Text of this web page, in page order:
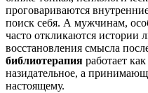
проговариваются
поиск себя. А мужчинам,
часто откликаются истории
восстановления смысла
библиотерапия работает
назидательное, а
настоящему.